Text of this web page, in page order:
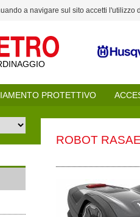
a navigare sul sito accetti l'utilizzo
PROTETTIVO
ROBOT